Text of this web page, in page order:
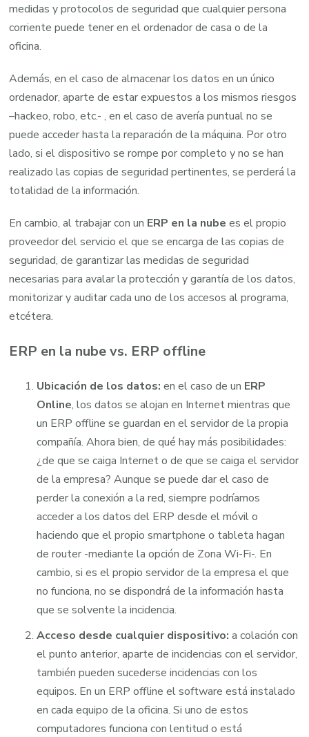
medidas y protocolos de seguridad que cualquier persona
corriente puede tener en el ordenador de casa o de la
oficina.
Además, en el caso de almacenar los datos en un único
ordenador, aparte de estar expuestos a los mismos riesgos
–hackeo, robo, etc.- , en el caso de avería puntual no se
puede acceder hasta la reparación de la máquina. Por otro
lado, si el dispositivo se rompe por completo y no se han
realizado las copias de seguridad pertinentes, se perderá la
totalidad de la información.
En cambio, al trabajar con un ERP en la nube es el propio
proveedor del servicio el que se encarga de las copias de
seguridad, de garantizar las medidas de seguridad
necesarias para avalar la protección y garantía de los datos,
monitorizar y auditar cada uno de los accesos al programa,
etcétera.
ERP en la nube vs. ERP offline
Ubicación de los datos: en el caso de un ERP
Online, los datos se alojan en Internet mientras que
un ERP offline se guardan en el servidor de la propia
compañía. Ahora bien, de qué hay más posibilidades:
¿de que se caiga Internet o de que se caiga el servidor
de la empresa? Aunque se puede dar el caso de
perder la conexión a la red, siempre podríamos
acceder a los datos del ERP desde el móvil o
haciendo que el propio smartphone o tableta hagan
de router -mediante la opción de Zona Wi-Fi-. En
cambio, si es el propio servidor de la empresa el que
no funciona, no se dispondrá de la información hasta
que se solvente la incidencia.
Acceso desde cualquier dispositivo: a colación con
el punto anterior, aparte de incidencias con el servidor,
también pueden sucederse incidencias con los
equipos. En un ERP offline el software está instalado
en cada equipo de la oficina. Si uno de estos
computadores funciona con lentitud o está